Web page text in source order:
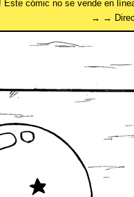
Este cómic no se vende en
→ →